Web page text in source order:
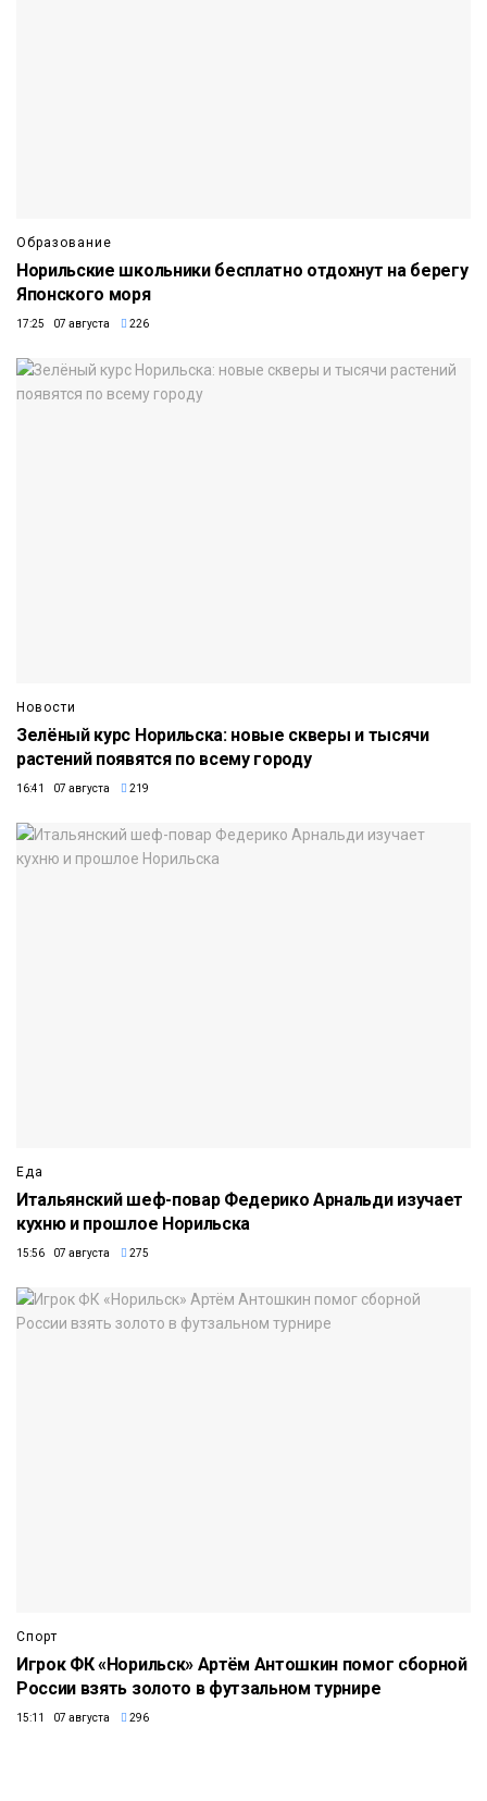
Образование
Норильские школьники бесплатно отдохнут на берегу
Японского моря
17:25 07 августа 226
Новости
Зелёный курс Норильска: новые скверы и тысячи
растений появятся по всему городу
16:41 07 августа 219
Еда
Итальянский шеф-повар Федерико Арнальди изучает
кухню и прошлое Норильска
15:56 07 августа 275
Спорт
Игрок ФК «Норильск» Артём Антошкин помог сборной
России взять золото в футзальном турнире
15:11 07 августа 296